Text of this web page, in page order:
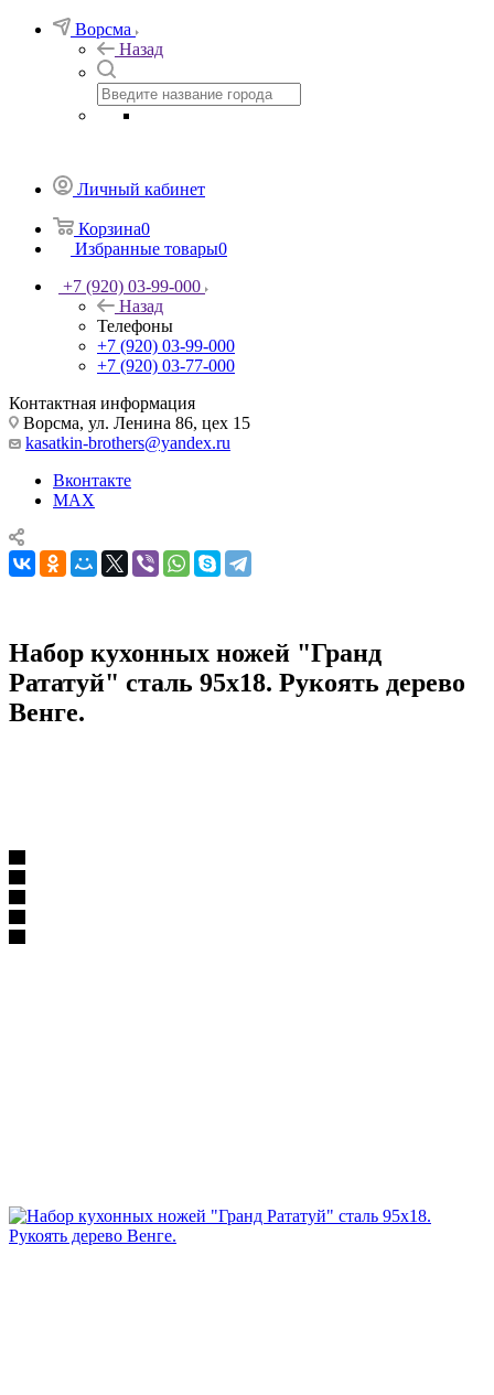
Ворсма
Назад
Личный кабинет
Корзина0
Избранные товары0
+7 (920) 03-99-000
Назад
Телефоны
+7 (920) 03-99-000
+7 (920) 03-77-000
Контактная информация
Ворсма, ул. Ленина 86, цех 15
kasatkin-brothers@yandex.ru
Вконтакте
MAX
Набор кухонных ножей "Гранд
Рататуй" сталь 95х18. Рукоять дерево
Венге.